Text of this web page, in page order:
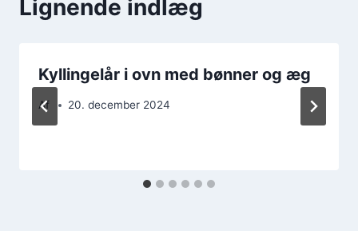
Lignende indlæg
Kyllingelår i ovn med bønner og æg
Af 20. december 2024